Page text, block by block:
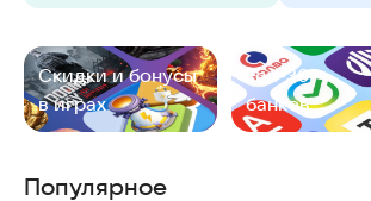
Cкидки и бонусы
в играх
Топ-30
банков
Популярное